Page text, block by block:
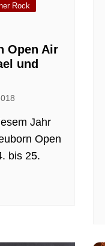
Rock
Open Air
und
Jahr
Open
bis 25.